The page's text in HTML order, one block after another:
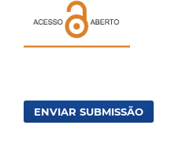
ENVIAR SUBMISSÃO